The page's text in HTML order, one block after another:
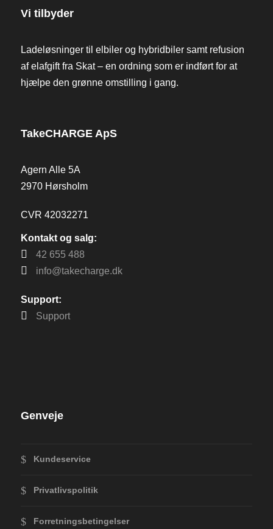
Vi tilbyder
Ladeløsninger til elbiler og hybridbiler samt refusion
af elafgift fra Skat – en ordning som er indført for at
hjælpe den grønne omstilling i gang.
TakeCHARGE ApS
Agern Alle 5A
2970 Hørsholm
CVR 42032271
Kontakt og salg:
42 655 488
info@takecharge.dk
Support:
Support
Genveje
Kundeservice
Privatlivspolitik
Forretningsbetingelser